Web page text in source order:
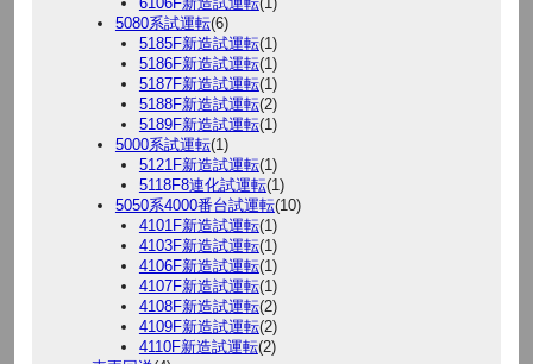
5080系試運転(6)
5185F新造試運転(1)
5186F新造試運転(1)
5187F新造試運転(1)
5188F新造試運転(2)
5189F新造試運転(1)
5000系試運転(1)
5121F新造試運転(1)
5118F8連化試運転(1)
5050系4000番台試運転(10)
4101F新造試運転(1)
4103F新造試運転(1)
4106F新造試運転(1)
4107F新造試運転(1)
4108F新造試運転(2)
4109F新造試運転(2)
4110F新造試運転(2)